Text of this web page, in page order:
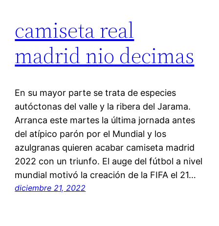
camiseta real
madrid nio decimas
En su mayor parte se trata de especies
autóctonas del valle y la ribera del Jarama.
Arranca este martes la última jornada antes
del atípico parón por el Mundial y los
azulgranas quieren acabar camiseta madrid
2022 con un triunfo. El auge del fútbol a nivel
mundial motivó la creación de la FIFA el 21…
diciembre 21, 2022